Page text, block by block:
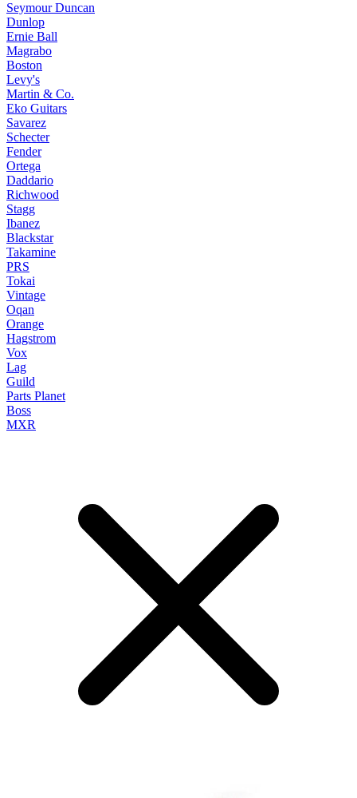
Seymour Duncan
Dunlop
Ernie Ball
Magrabo
Boston
Levy's
Martin & Co.
Eko Guitars
Savarez
Schecter
Fender
Ortega
Daddario
Richwood
Stagg
Ibanez
Blackstar
Takamine
PRS
Tokai
Vintage
Oqan
Orange
Hagstrom
Vox
Lag
Guild
Parts Planet
Boss
MXR